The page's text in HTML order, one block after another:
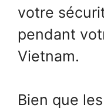
votre
pendant
Vietnam.
Bien que les